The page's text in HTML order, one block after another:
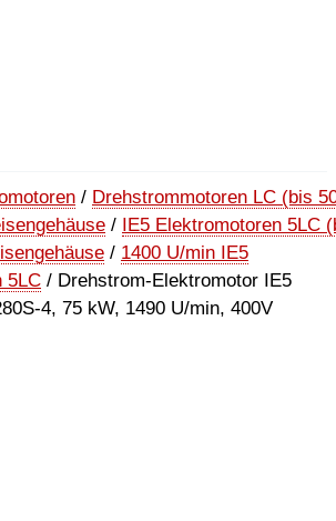
/ Drehstrommotoren LC (bis
/ IE5 Elektromotoren 5LC
/ 1400 U/min IE5
5LC / Drehstrom-Elektromotor IE5
4, 75 kW, 1490 U/min, 400V